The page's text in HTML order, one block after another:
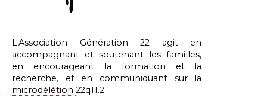
L'Association Génération 22 agit en
accompagnant et soutenant les familles,
en encourageant la formation et la
recherche, et en communiquant sur la
microdélétion 22q11.2